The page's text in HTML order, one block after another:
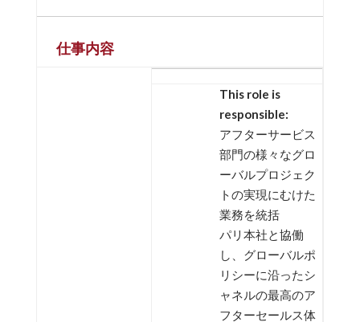
仕事内容
This role is
responsible:
アフターサービス
部門の様々なグロ
ーバルプロジェク
トの実現にむけた
業務を統括
パリ本社と協働
し、グローバルポ
リシーに沿ったシ
ャネルの最高のア
フターセールス体